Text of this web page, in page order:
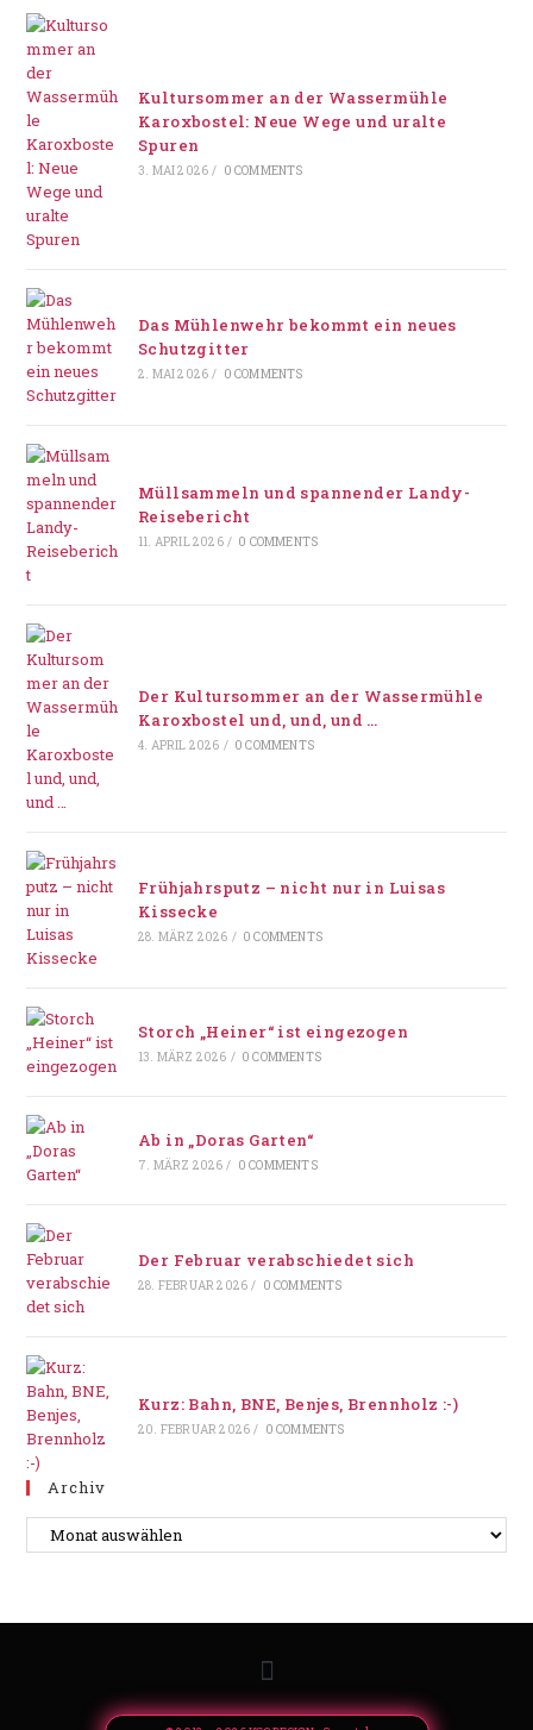
Kultursommer an der Wassermühle
Karoxbostel: Neue Wege und uralte
Spuren
3. MAI 2026 / 0 COMMENTS
Das Mühlenwehr bekommt ein neues
Schutzgitter
2. MAI 2026 / 0 COMMENTS
Müllsammeln und spannender Landy-
Reisebericht
11. APRIL 2026 / 0 COMMENTS
Der Kultursommer an der Wassermühle
Karoxbostel und, und, und …
4. APRIL 2026 / 0 COMMENTS
Frühjahrsputz – nicht nur in Luisas
Kissecke
28. MÄRZ 2026 / 0 COMMENTS
Storch „Heiner“ ist eingezogen
13. MÄRZ 2026 / 0 COMMENTS
Ab in „Doras Garten“
7. MÄRZ 2026 / 0 COMMENTS
Der Februar verabschiedet sich
28. FEBRUAR 2026 / 0 COMMENTS
Kurz: Bahn, BNE, Benjes, Brennholz :-)
20. FEBRUAR 2026 / 0 COMMENTS
Archiv